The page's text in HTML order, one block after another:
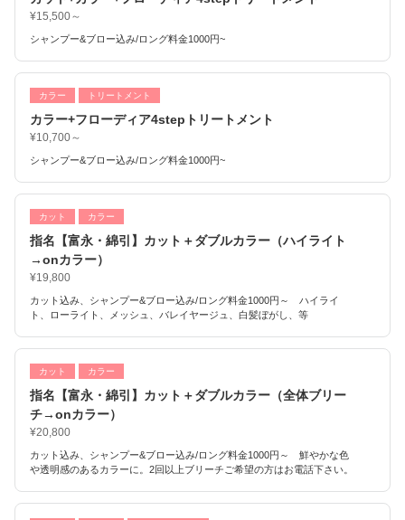
¥15,500～
シャンプー&ブロー込み/ロング料金1000円~
カラー トリートメント
カラー+フローディア4stepトリートメント
¥10,700～
シャンプー&ブロー込み/ロング料金1000円~
カット カラー
指名【富永・綿引】カット＋ダブルカラー（ハイライト
→onカラー）
¥19,800
カット込み、シャンプー&ブロー込み/ロング料金1000円～ ハイライ
ト、ローライト、メッシュ、バレイヤージュ、白髪ぼがし、等
カット カラー
指名【富永・綿引】カット＋ダブルカラー（全体ブリー
チ→onカラー）
¥20,800
カット込み、シャンプー&ブロー込み/ロング料金1000円～ 鮮やかな色
や透明感のあるカラーに。2回以上ブリーチご希望の方はお電話下さい。